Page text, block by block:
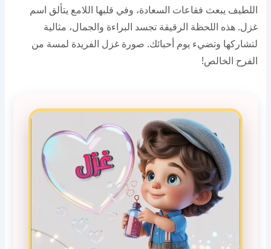
اللطيف يبعث فقاعات السعادة، وفي قلبها اللامع يتألق اسم
غزل. هذه اللحظة الرقيقة تجسد البراءة والجمال، مثالية
لتشاركها وتضيء يوم أحبائك. صورة غزل الفريدة لمسة من
الفرح الخالص!